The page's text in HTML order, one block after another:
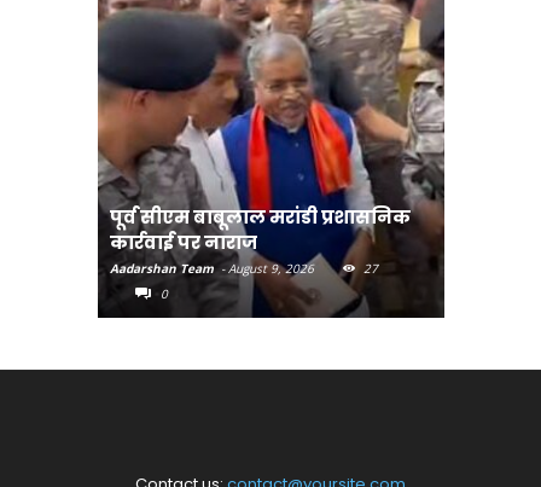
पूर्व सीएम बाबूलाल मरांडी प्रशासनिक
कार्रवाई पर नाराज
Aadarshan Team - August 9, 2026
27
0